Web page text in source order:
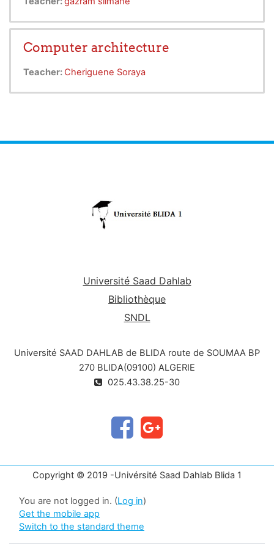
Computer architecture
Teacher: Cheriguene Soraya
Université Saad Dahlab
Bibliothèque
SNDL
Université SAAD DAHLAB de BLIDA route de SOUMAA BP
270 BLIDA(09100) ALGERIE
025.43.38.25-30
Copyright © 2019 -Univérsité Saad Dahlab Blida 1
You are not logged in. (Log in)
Get the mobile app
Switch to the standard theme